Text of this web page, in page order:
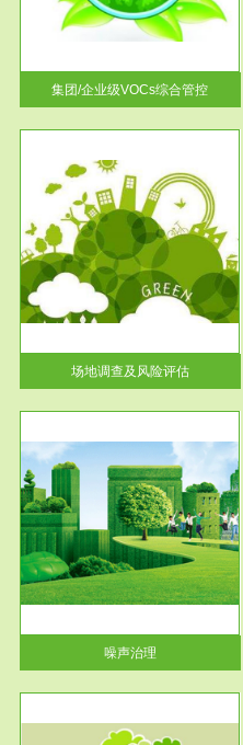
集团/企业级VOCs综合管控
根据《石化行业挥发性有机物综
合整治方案》文件要求，到2017
年，全...
场地调查及风险评估
服务范围
土壤修复
噪声治理
服务范围
废气处理工程